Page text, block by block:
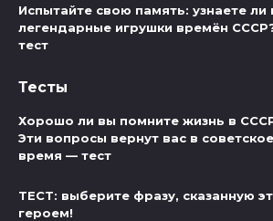
Испытайте свою память: узнаете ли
легендарные игрушки времён
тест
Тесты
Хорошо ли вы помните жизнь в
Эти вопросы вернут вас в советское
время — тест
ТЕСТ: выберите фразу, сказанную
героем!